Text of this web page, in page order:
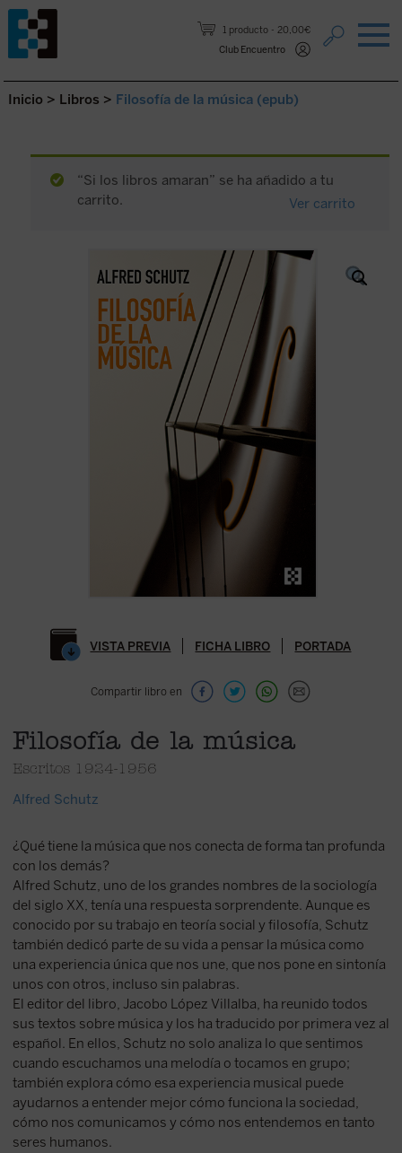
1 producto
20,00€
Club Encuentro
Saltar al contenido.
Inicio > Libros > Filosofía de la música (epub)
“Si los libros amaran” se ha añadido a tu
carrito.
Ver carrito
VISTA PREVIA FICHA LIBRO PORTADA
Compartir libro en
Filosofía de la música
Escritos 1924-1956
Alfred Schutz
¿Qué tiene la música que nos conecta de forma tan profunda
con los demás?
Alfred Schutz, uno de los grandes nombres de la sociología
del siglo XX, tenía una respuesta sorprendente. Aunque es
conocido por su trabajo en teoría social y filosofía, Schutz
también dedicó parte de su vida a pensar la música como
una experiencia única que nos une, que nos pone en sintonía
unos con otros, incluso sin palabras.
El editor del libro, Jacobo López Villalba, ha reunido todos
sus textos sobre música y los ha traducido por primera vez al
español. En ellos, Schutz no solo analiza lo que sentimos
cuando escuchamos una melodía o tocamos en grupo;
también explora cómo esa experiencia musical puede
ayudarnos a entender mejor cómo funciona la sociedad,
cómo nos comunicamos y cómo nos entendemos en tanto
seres humanos.